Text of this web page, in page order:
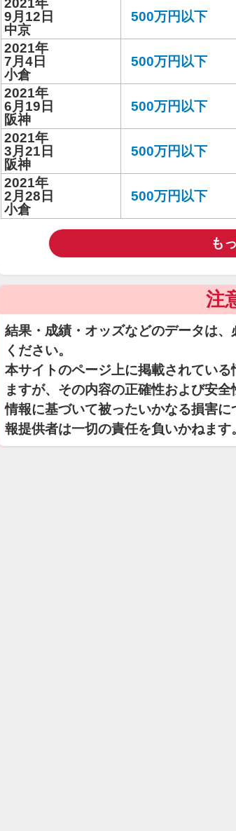
2021年
9月12日
中京
500万円以下
2021年
7月4日
小倉
500万円以下
2021年
6月19日
阪神
500万円以下
2021年
3月21日
阪神
500万円以下
2021年
2月28日
小倉
500万円以下
も
注
結果・成績・オッズなどのデータは
ください。
本サイトのページ上に掲載されてい
ますが、その内容の正確性および安
情報に基づいて被ったいかなる損害
報提供者は一切の責任を負いかねます